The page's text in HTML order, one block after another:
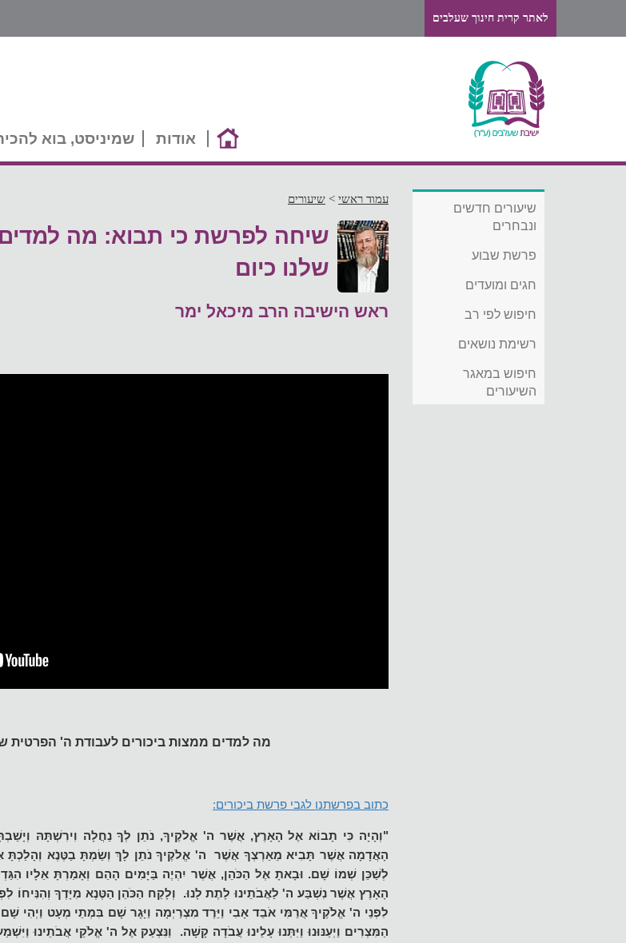
לאתר קרית חינוך שעלבים
אודות שמיניסט, בוא
שיעורים חדשים
ונבחרים
פרשת שבוע
חגים ומועדים
חיפוש לפי רב
רשימת נושאים
חיפוש במאגר
השיעורים
עמוד ראשי > שיעורים
שיחה לפרשת כי תבוא: מה
שלנו כיום
ראש הישיבה הרב מיכאל ימר
מה למדים ממצות ביכורים לעבודת ה' הפרטית
כתוב בפרשתנו לגבי פרשת ביכורים:
"וְהָיָה כִּי תָבוֹא אֶל הָאָרֶץ, אֲשֶׁר ה' אֱלֹקֶיךָ, נֹתֵן לְךָ נַחֲלָה וִירִשְׁתָּהּ
הָאֲדָמָה אֲשֶׁר תָּבִיא מֵאַרְצְךָ אֲשֶׁר ה' אֱלֹקֶיךָ נֹתֵן לָךְ וְשַׂמְתָּ בַטֶּנֶא וְהָלַכְתָּ
לְשַׁכֵּן שְׁמוֹ שָׁם. וּבָאתָ אֶל הַכֹּהֵן, אֲשֶׁר יִהְיֶה בַּיָּמִים הָהֵם וְאָמַרְתָּ אֵלָיו
הָאָרֶץ אֲשֶׁר נִשְׁבַּע ה' לַאֲבֹתֵינוּ לָתֶת לָנוּ. וְלָקַח הַכֹּהֵן הַטֶּנֶא מִיָּדֶךָ וְהִנִּיחוֹ
לִפְנֵי ה' אֱלֹקֶיךָ אֲרַמִּי אֹבֵד אָבִי וַיֵּרֶד מִצְרַיְמָה וַיָּגָר שָׁם בִּמְתֵי מְעָט וַיְהִי שָׁם
הַמִּצְרִים וַיְעַנּוּנוּ וַיִּתְּנוּ עָלֵינוּ עֲבֹדָה קָשָׁה. וַנִּצְעַק אֶל ה' אֱלֹקֵי אֲבֹתֵינוּ